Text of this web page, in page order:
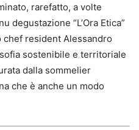
rarefatto, a volte
degustazione “L’Ora Etica”
chef resident Alessandro
sostenibile e territoriale
dalla sommelier
che è anche un modo